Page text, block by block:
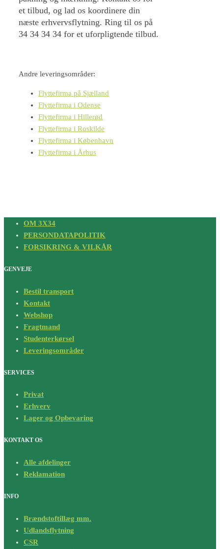
et tilbud, og lad os koordinere din
næste erhvervsflytning. Ring til os på
34 34 34 34 for et uforpligtende tilbud.
Andre leveringsområder:
Flyttefirma på Sjælland
Flyttefirma i Odense
Flyttefirma i Hillerød
Flyttefirma i Roskilde
Flyttefirma i København
Flyttefirma i Århus
OM 3X34
PERSONDATAPOLITIK
FORSIKRING & VILKÅR
GENVEJE
Bestil transport
Kontakt
Webshop
Fragtmand
Studenterkørsel
Leveringsområder
SERVICES
Privat
Erhverv
Lager og Opbevaring
KONTAKT OS
Alle afdelinger
Reklamation
INFO
Brændstoftillæg mm.
Udlandsflytning
CSR